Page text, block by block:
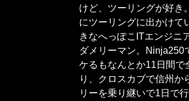
けど、ツーリングが好き
にツーリングに出かけて
きなへっぽこITエンジニ
ダメリーマン。Ninja250
ケるもなんとか11日間で
り、クロスカブで信州か
リーを乗り継いで1日で